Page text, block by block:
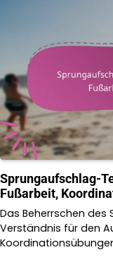
Sprungaufschlag-
Fußarbeit,
Das Beherrschen
Verständnis für den